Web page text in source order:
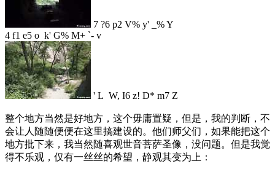
7 ?6 p2 V% y' _% Y
4 f1 e5 o k' G% M+ `- v
' L W, I6 z! D* m7 Z
整个地方当然是好地方，这个毋庸置疑，但是，我的判断，不
会让人随随便便在这里搞建设的。他们师父们，如果能把这个
地方批下来，我当然随喜观世音菩萨圣像，没问题。但是我觉
得不乐观，仅有一丝丝的希望，静观其变为上：